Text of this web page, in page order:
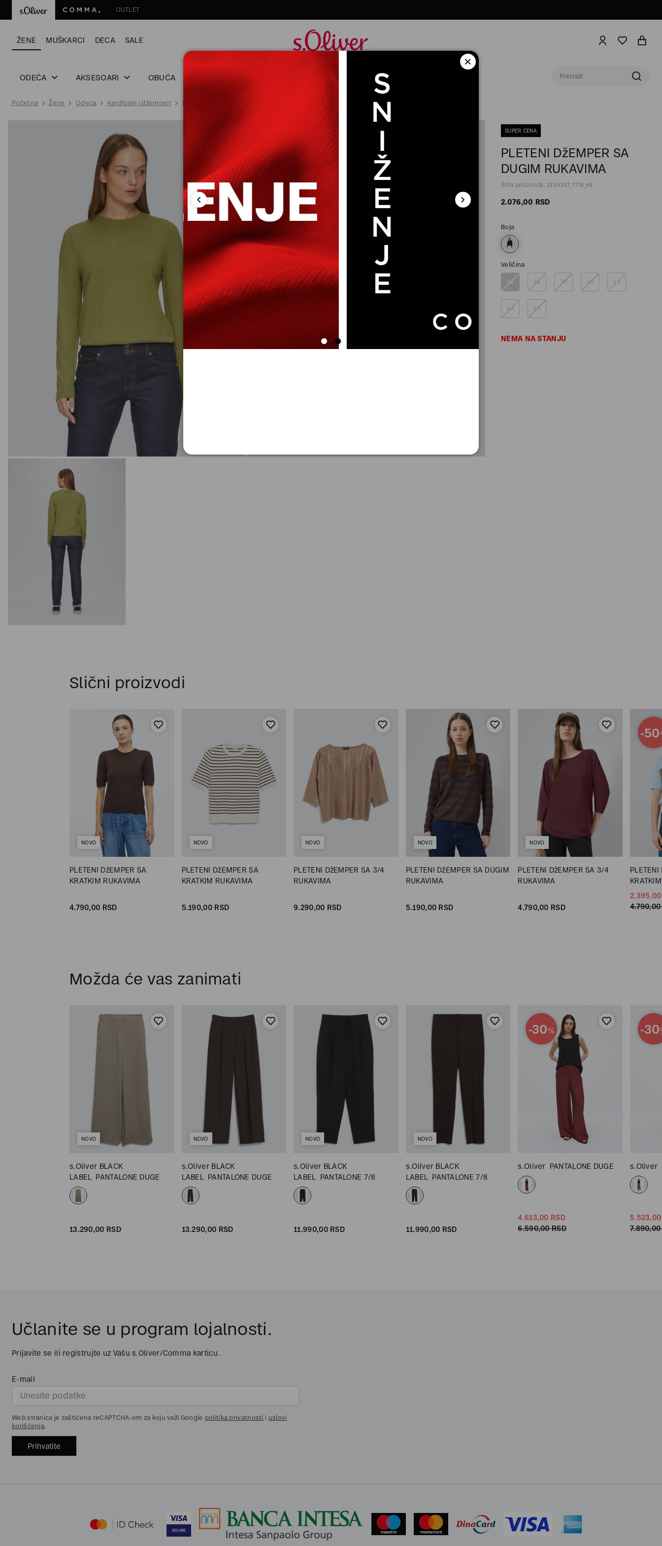
OUTLET
ŽENE MUŠKARCI DECA SALE
ODEĆA AKSESOARI OBUĆA
Početna Žene Odeća Kardigani i džemperi Džemper
SUPER CENA
PLETENI DžEMPER SA
DUGIM RUKAVIMA
Šifra proizvoda: 2159297_7774_44
2.076,00 RSD
Boja
Veličina
34 36 38 40 42
44 46
NEMA NA STANJU
Slični proizvodi
NOVO
PLETENI DžEMPER SA
KRATKIM RUKAVIMA
4.790,00 RSD
NOVO
PLETENI DžEMPER SA
KRATKIM RUKAVIMA
5.190,00 RSD
NOVO
PLETENI DžEMPER SA 3/4
RUKAVIMA
9.290,00 RSD
NOVO
PLETENI DžEMPER SA DUGIM
RUKAVIMA
5.190,00 RSD
NOVO
PLETENI DžEMPER SA 3/4
RUKAVIMA
4.790,00 RSD
-50
2.395,00
4.790,00
Možda će vas zanimati
NOVO
s.Oliver BLACK
LABEL PANTALONE DUGE
13.290,00 RSD
NOVO
s.Oliver BLACK
LABEL PANTALONE DUGE
13.290,00 RSD
NOVO
s.Oliver BLACK
LABEL PANTALONE 7/8
11.990,00 RSD
NOVO
s.Oliver BLACK
LABEL PANTALONE 7/8
11.990,00 RSD
-30%
s.Oliver PANTALONE DUGE
4.613,00 RSD
6.590,00 RSD
-30
s.Oliver
5.523,00
7.890,00
Učlanite se u program lojalnosti.
Prijavite se ili registrujte uz Vašu s.Oliver/Comma karticu.
E-mail
Web stranica je zaštićena reCAPTCHA-om za koju važi Google politika privatnosti i uslovi
korišćenja.
Prihvatite